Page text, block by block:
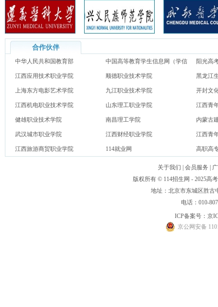
合作伙伴
中华人民共和国教育部 中国高等教育学生信息网（学信
网）
阳光高
江西应用技术职业学院 顺德职业技术学院 黑龙江
上海东方电影艺术学院 九江职业技术学院 开封文
江西机电职业技术学院 山东理工职业学院 江西青
健雄职业技术学院 南昌理工学院 内蒙古
武汉城市职业学院 江西财经职业学院 江西青
江西旅游商贸职业学院 114就业网 高职高
关于我们 会员服务
版权所有 © 114招生网 - 2025高
地址：北京市东城区胜
电话：010-
ICP备案号： 京
京公网安备